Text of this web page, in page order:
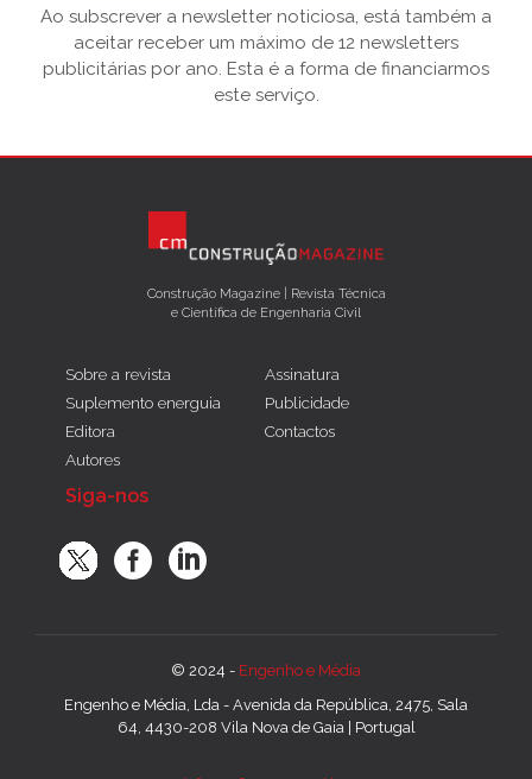
Ao subscrever a newsletter noticiosa, está também a
aceitar receber um máximo de 12 newsletters
publicitárias por ano. Esta é a forma de financiarmos
este serviço.
Construção Magazine | Revista Técnica
e Científica de Engenharia Civil
Sobre a revista
Suplemento energuia
Editora
Autores
Assinatura
Publicidade
Contactos
Siga-nos
© 2024 - Engenho e Média
Engenho e Média, Lda - Avenida da República, 2475, Sala
64, 4430-208 Vila Nova de Gaia | Portugal